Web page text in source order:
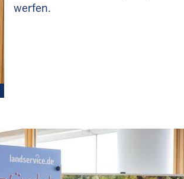
werfen.